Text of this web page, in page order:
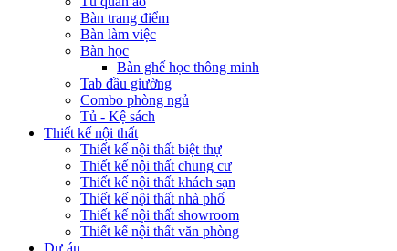
Bàn trang điểm
Bàn làm việc
Bàn học
Bàn ghế học thông minh
Tab đầu giường
Combo phòng ngủ
Tủ - Kệ sách
Thiết kế nội thất
Thiết kế nội thất biệt thự
Thiết kế nội thất chung cư
Thiết kế nội thất khách sạn
Thiết kế nội thất nhà phố
Thiết kế nội thất showroom
Thiết kế nội thất văn phòng